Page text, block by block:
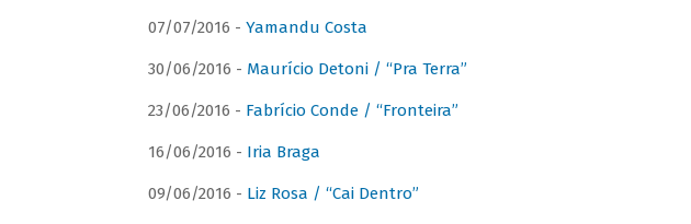
07/07/2016 - Yamandu Costa
30/06/2016 - Maurício Detoni / “Pra Terra”
23/06/2016 - Fabrício Conde / “Fronteira”
16/06/2016 - Iria Braga
09/06/2016 - Liz Rosa / “Cai Dentro”